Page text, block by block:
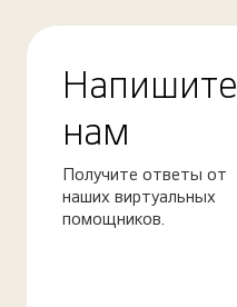
Напишите
нам
Получите ответы от
наших виртуальных
помощников.